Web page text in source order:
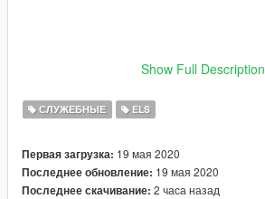
PERMISSION IS STRICTLY PROHIBITED!!!
Show Full Description
СЛУЖЕБНЫЕ ELS
Первая загрузка: 19 мая 2020
Последнее обновление: 19 мая 2020
Последнее скачивание: 2 часа назад